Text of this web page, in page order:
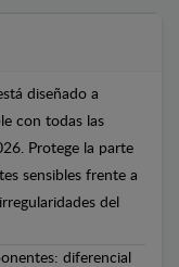
diseñado a
con todas las
Protege la parte
sensibles frente a
del
diferencial